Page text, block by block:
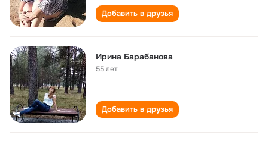
Добавить в друзья
Ирина Барабанова
55 лет
Добавить в друзья